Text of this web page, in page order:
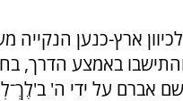
ארץ-כנען הנקייה
באמצע הדרך,
אברם על ידי ה'